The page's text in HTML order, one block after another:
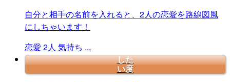
自分と相手の名前を入れると、2人の恋愛を路線図風
にしちゃいます！
恋愛 2人 気持ち ...
した
い度